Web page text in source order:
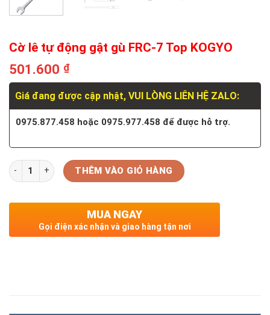
Cờ lê tự động gật gù FRC-7 Top KOGYO
501.600 ₫
Giá đang được cập nhật, VUI LÒNG LIÊN HỆ ZALO:
0975.877.458 hoặc 0975.977.458 để được hỗ trợ.
Số lượng THÊM VÀO GIỎ HÀNG
MUA NGAY
Gọi điện xác nhận và giao hàng tận nơi